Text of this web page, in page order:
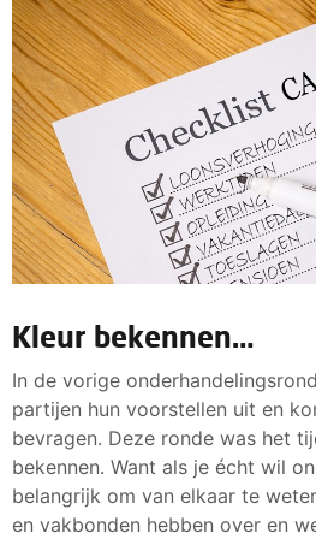
Kleur bekennen…
In de vorige
partijen hun voorstellen uit en
bevragen. Deze ronde was het
bekennen. Want als je écht wil
belangrijk om van elkaar te
en vakbonden hebben over en